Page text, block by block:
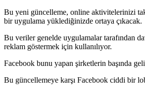
Bu yeni güncelleme, online aktivitelerinizi
bir uygulama yüklediğinizde ortaya çıkacak.
Bu veriler genelde uygulamalar tarafından
reklam göstermek için kullanılıyor.
Facebook bunu yapan şirketlerin başında
Bu güncellemeye karşı Facebook ciddi bir